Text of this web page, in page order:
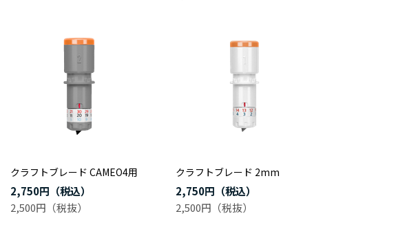
クラフトブレード CAMEO4用
2,750円
2,500円
クラフトブレード 2mm
2,750円
2,500円